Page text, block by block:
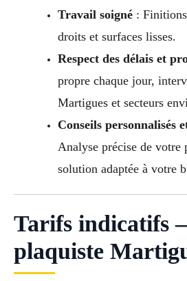
Travail soigné: Finitions
droits et surfaces lisses.
Respect des délais et
propre chaque jour,
Martigues et secteurs
Conseils personnalisés
Analyse précise de votre
solution adaptée à votre
Tarifs indicatifs
plaquiste